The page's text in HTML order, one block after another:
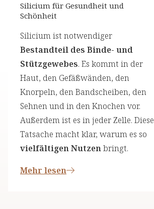
Silicium für Gesundheit und
Schönheit
Silicium ist notwendiger
Bestandteil des Binde- und
Stützgewebes. Es kommt in der
Haut, den Gefäßwänden, den
Knorpeln, den Bandscheiben, den
Sehnen und in den Knochen vor.
Außerdem ist es in jeder Zelle. Diese
Tatsache macht klar, warum es so
vielfältigen Nutzenbringt.
Mehr lesen